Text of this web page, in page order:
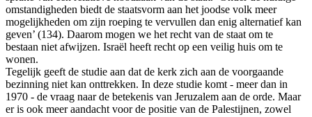
omstandigheden biedt de staatsvorm aan het joodse volk meer
mogelijkheden om zijn roeping te vervullen dan enig alternatief kan
geven’ (134). Daarom mogen we het recht van de staat om te
bestaan niet afwijzen. Israël heeft recht op een veilig huis om te
wonen.
Tegelijk geeft de studie aan dat de kerk zich aan de voorgaande
bezinning niet kan onttrekken. In deze studie komt - meer dan in
1970 - de vraag naar de betekenis van Jeruzalem aan de orde. Maar
er is ook meer aandacht voor de positie van de Palestijnen, zowel